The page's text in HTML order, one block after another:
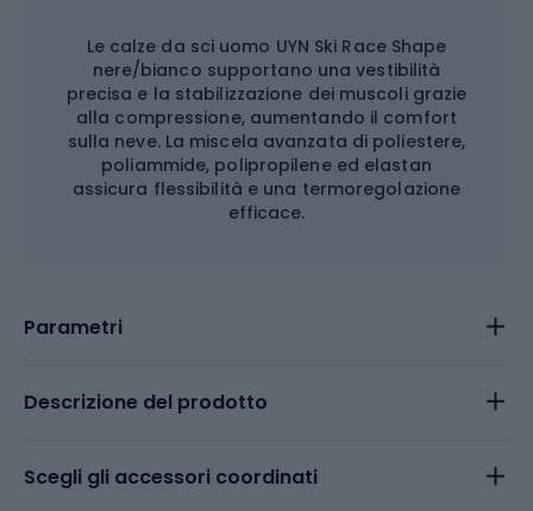
Le calze da sci uomo UYN Ski Race Shape
nere/bianco supportano una vestibilità
precisa e la stabilizzazione dei muscoli grazie
alla compressione, aumentando il comfort
sulla neve. La miscela avanzata di poliestere,
poliammide, polipropilene ed elastan
assicura flessibilità e una termoregolazione
efficace.
Parametri
Descrizione del prodotto
Scegli gli accessori coordinati